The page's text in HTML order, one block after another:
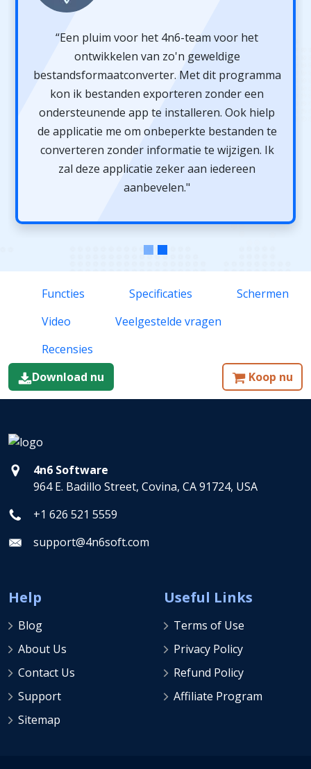
“Een pluim voor het 4n6-team voor het
ontwikkelen van zo'n geweldige
bestandsformaatconverter. Met dit programma
kon ik bestanden exporteren zonder een
ondersteunende app te installeren. Ook hielp
de applicatie me om onbeperkte bestanden te
converteren zonder informatie te wijzigen. Ik
zal deze applicatie zeker aan iedereen
aanbevelen."
Functies Specificaties
Schermen
Video
Veelgestelde vragen
Recensies
Download nu
Koop nu
4n6 Software
964 E. Badillo Street, Covina, CA 91724, USA
+1 626 521 5559
support@4n6soft.com
Help
Blog
About Us
Contact Us
Support
Sitemap
Useful Links
Terms of Use
Privacy Policy
Refund Policy
Affiliate Program